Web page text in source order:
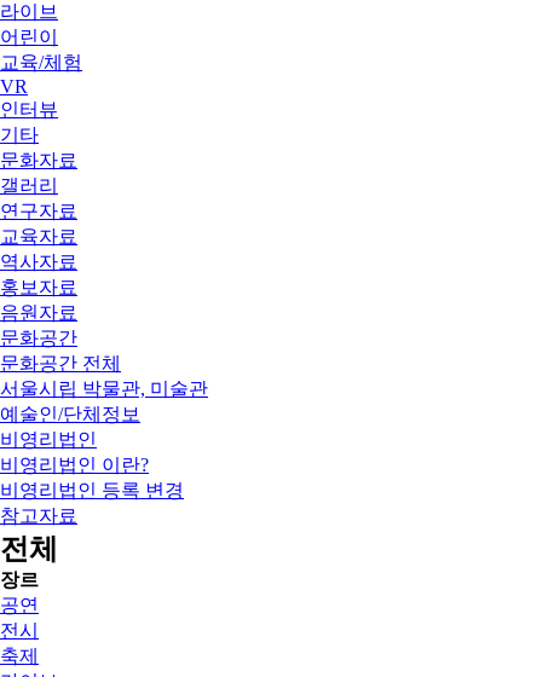
라이브
어린이
교육/체험
VR
인터뷰
기타
문화자료
갤러리
연구자료
교육자료
역사자료
홍보자료
음원자료
문화공간
문화공간 전체
서울시립 박물관, 미술관
예술인/단체정보
비영리법인
비영리법인 이란?
비영리법인 등록 변경
참고자료
전체
장르
공연
전시
축제